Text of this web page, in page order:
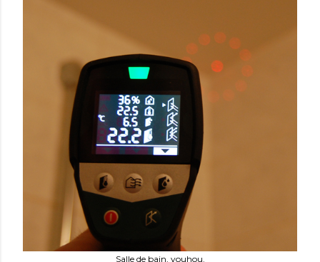
Salle de bain, youhou.